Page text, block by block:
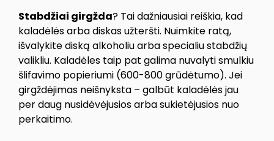
Stabdžiai girgžda? Tai dažniausiai reiškia, kad
kaladėlės arba diskas užteršti. Nuimkite ratą,
išvalykite diską alkoholiu arba specialiu stabdžių
valikliu. Kaladėles taip pat galima nuvalyti smulkiu
šlifavimo popieriumi (600-800 grūdėtumo). Jei
girgždėjimas neišnyksta – galbūt kaladėlės jau
per daug nusidėvėjusios arba sukietėjusios nuo
perkaitimo.